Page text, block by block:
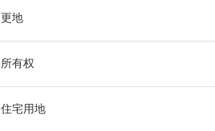
更地
所有权
住宅用地